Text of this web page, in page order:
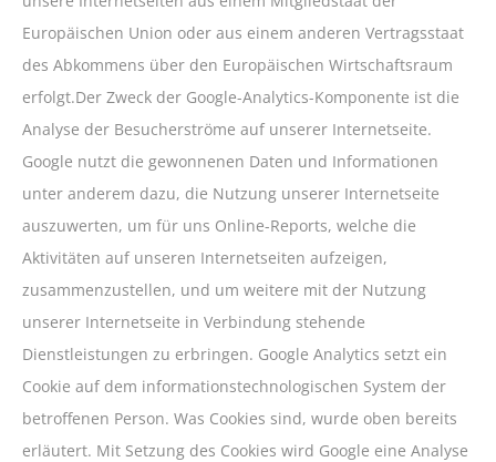
Europäischen Union oder aus einem anderen Vertragsstaat
des Abkommens über den Europäischen Wirtschaftsraum
erfolgt.Der Zweck der Google-Analytics-Komponente ist die
Analyse der Besucherströme auf unserer Internetseite.
Google nutzt die gewonnenen Daten und Informationen
unter anderem dazu, die Nutzung unserer Internetseite
auszuwerten, um für uns Online-Reports, welche die
Aktivitäten auf unseren Internetseiten aufzeigen,
zusammenzustellen, und um weitere mit der Nutzung
unserer Internetseite in Verbindung stehende
Dienstleistungen zu erbringen. Google Analytics setzt ein
Cookie auf dem informationstechnologischen System der
betroffenen Person. Was Cookies sind, wurde oben bereits
erläutert. Mit Setzung des Cookies wird Google eine Analyse